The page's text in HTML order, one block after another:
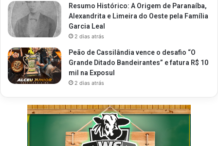
Resumo Histórico: A Origem de Paranaíba,
Alexandrita e Limeira do Oeste pela Família
Garcia Leal
2 dias atrás
Peão de Cassilândia vence o desafio “O
Grande Ditado Bandeirantes” e fatura R$ 10
mil na Exposul
2 dias atrás